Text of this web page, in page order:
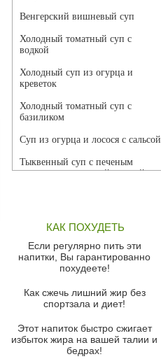
Венгерский вишневый суп
Холодный томатный суп с
водкой
Холодный суп из огурца и
креветок
Холодный томатный суп с
базиликом
Суп из огурца и лосося с сальсой
Тыквенный суп с печеным
чесноком и томатной сальсой
красного перца
Парижский луковый суп
Суп из спаржи и горошка с
Суп-крем из цветной капусты
Французский луковый суп
Суп из баклажанов с моцареллой
КАК ПОХУДЕТЬ
Если регулярно пить эти
напитки, Вы гарантированно
похудеете!
Как сжечь лишний жир без
спортзала и диет!
Этот напиток быстро сжигает
избыток жира на вашей талии и
бедрах!